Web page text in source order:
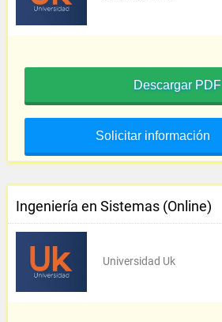
Descargar PDF
Solicitar información
Ingeniería en Sistemas (Online)
Universidad Uk